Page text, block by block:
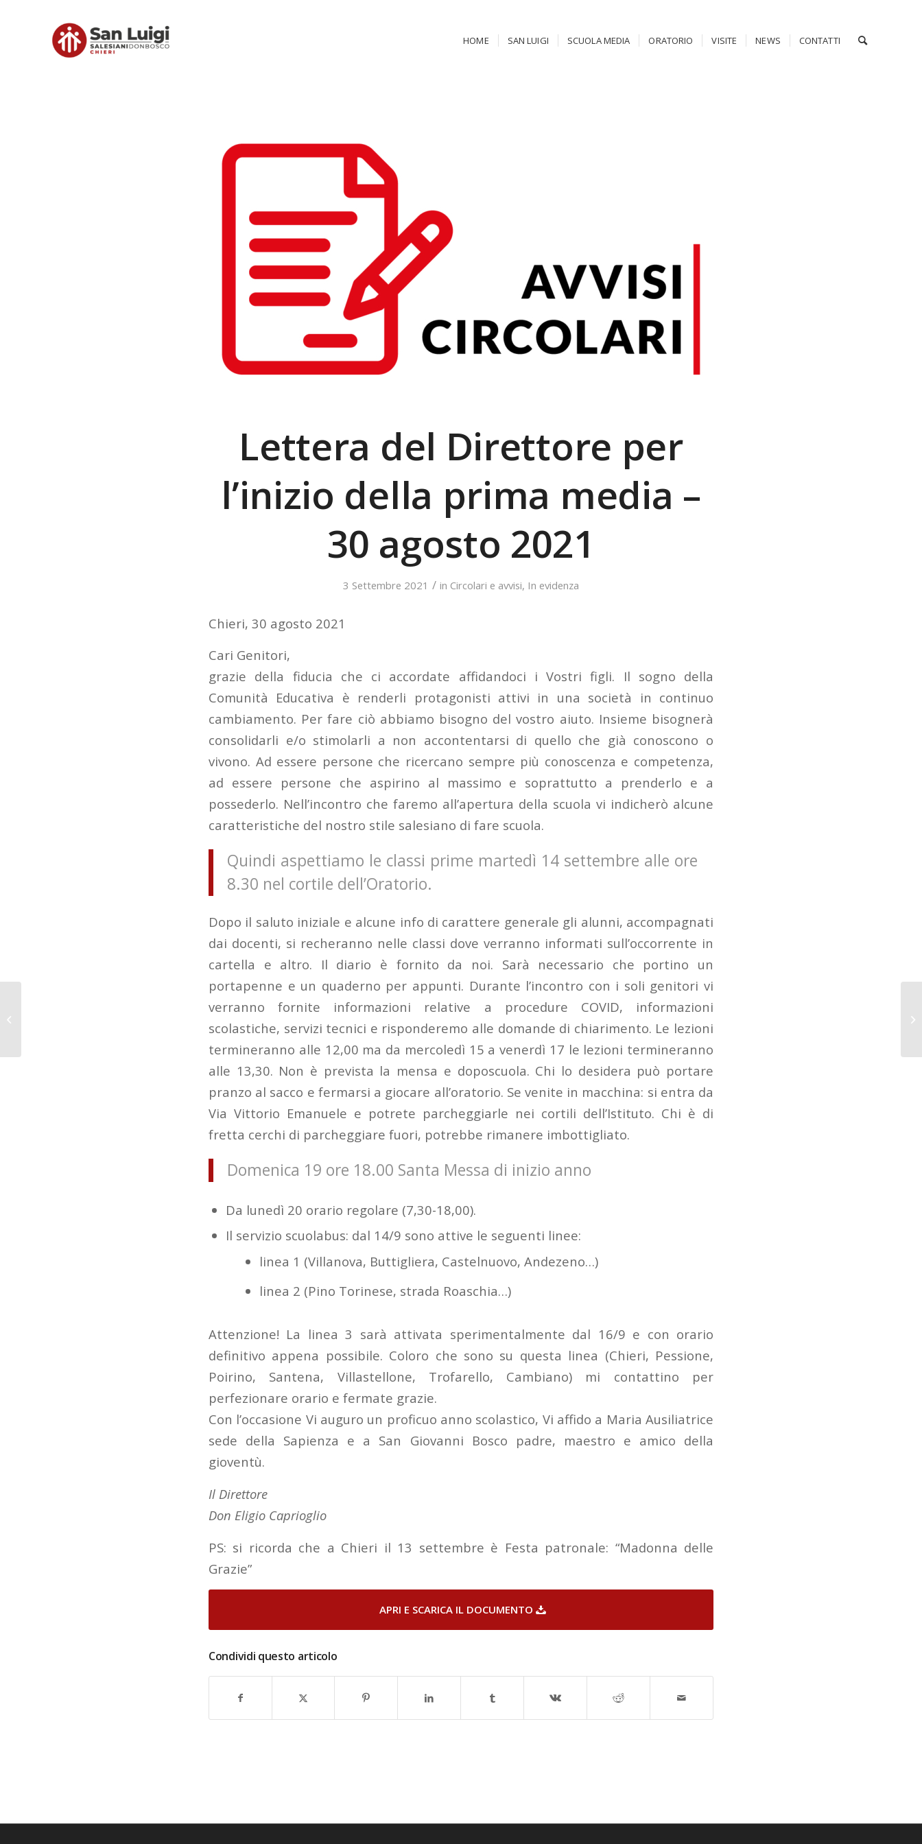
HOME SAN LUIGI SCUOLA MEDIA ORATORIO VISITE NEWS CONTATTI
Lettera del Direttore per
l’inizio della prima media –
30 agosto 2021
3 Settembre 2021 / in Circolari e avvisi, In evidenza
Chieri, 30 agosto 2021
Cari Genitori,
grazie della fiducia che ci accordate affidandoci i Vostri figli. Il sogno della
Comunità Educativa è renderli protagonisti attivi in una società in continuo
cambiamento. Per fare ciò abbiamo bisogno del vostro aiuto. Insieme bisognerà
consolidarli e/o stimolarli a non accontentarsi di quello che già conoscono o
vivono. Ad essere persone che ricercano sempre più conoscenza e competenza,
ad essere persone che aspirino al massimo e soprattutto a prenderlo e a
possederlo. Nell’incontro che faremo all’apertura della scuola vi indicherò alcune
caratteristiche del nostro stile salesiano di fare scuola.
Quindi aspettiamo le classi prime martedì 14 settembre alle ore
8.30 nel cortile dell’Oratorio.
Dopo il saluto iniziale e alcune info di carattere generale gli alunni, accompagnati
dai docenti, si recheranno nelle classi dove verranno informati sull’occorrente in
cartella e altro. Il diario è fornito da noi. Sarà necessario che portino un
portapenne e un quaderno per appunti. Durante l’incontro con i soli genitori vi
verranno fornite informazioni relative a procedure COVID, informazioni
scolastiche, servizi tecnici e risponderemo alle domande di chiarimento. Le lezioni
termineranno alle 12,00 ma da mercoledì 15 a venerdì 17 le lezioni termineranno
alle 13,30. Non è prevista la mensa e doposcuola. Chi lo desidera può portare
pranzo al sacco e fermarsi a giocare all’oratorio. Se venite in macchina: si entra da
Via Vittorio Emanuele e potrete parcheggiarle nei cortili dell’Istituto. Chi è di
fretta cerchi di parcheggiare fuori, potrebbe rimanere imbottigliato.
Domenica 19 ore 18.00 Santa Messa di inizio anno
Da lunedì 20 orario regolare (7,30-18,00).
Il servizio scuolabus: dal 14/9 sono attive le seguenti linee:
linea 1 (Villanova, Buttigliera, Castelnuovo, Andezeno…)
linea 2 (Pino Torinese, strada Roaschia…)
Attenzione! La linea 3 sarà attivata sperimentalmente dal 16/9 e con orario
definitivo appena possibile. Coloro che sono su questa linea (Chieri, Pessione,
Poirino, Santena, Villastellone, Trofarello, Cambiano) mi contattino per
perfezionare orario e fermate grazie.
Con l’occasione Vi auguro un proficuo anno scolastico, Vi affido a Maria Ausiliatrice
sede della Sapienza e a San Giovanni Bosco padre, maestro e amico della
gioventù.
Il Direttore
Don Eligio Caprioglio
PS: si ricorda che a Chieri il 13 settembre è Festa patronale: “Madonna delle
Grazie”
APRI E SCARICA IL DOCUMENTO
Condividi questo articolo